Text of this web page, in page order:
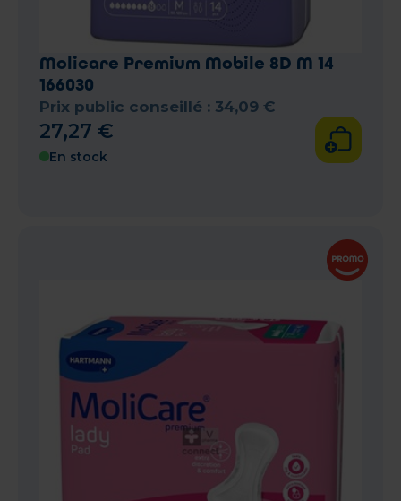
Molicare Premium Mobile 8D M 14
166030
Prix public conseillé : 34,09 €
27,27 €
En stock